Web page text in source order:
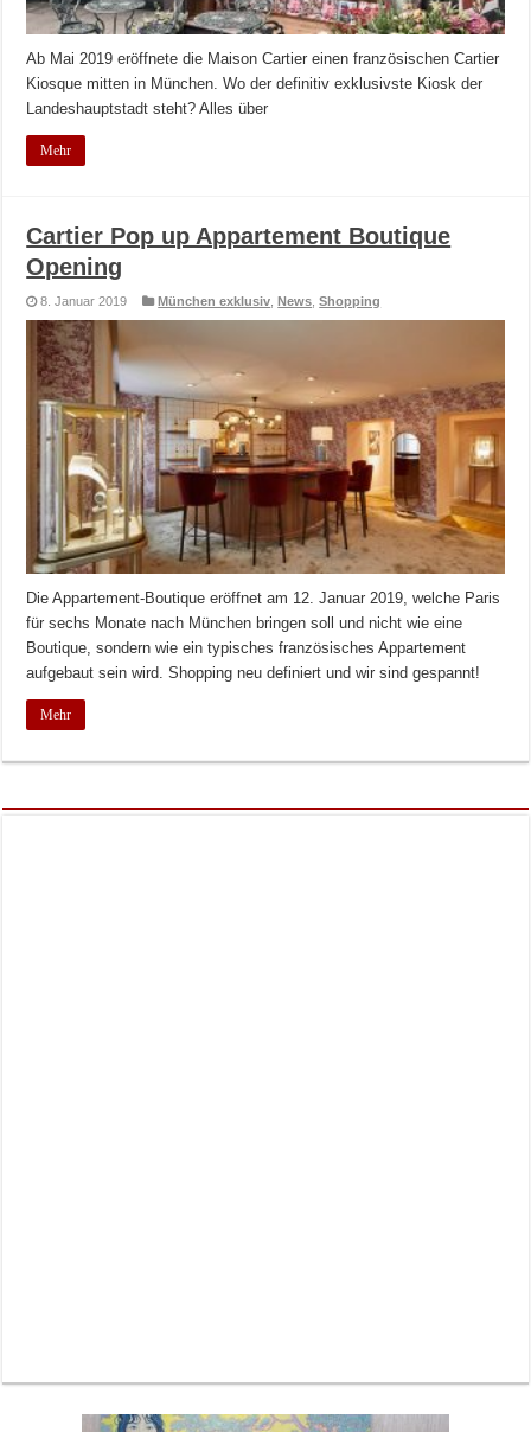
Ab Mai 2019 eröffnete die Maison Cartier einen französischen Cartier
Kiosque mitten in München. Wo der definitiv exklusivste Kiosk der
Landeshauptstadt steht? Alles über
Mehr
Cartier Pop up Appartement Boutique
Opening
8. Januar 2019 München exklusiv ,News ,Shopping
Die Appartement-Boutique eröffnet am 12. Januar 2019, welche Paris
für sechs Monate nach München bringen soll und nicht wie eine
Boutique, sondern wie ein typisches französisches Appartement
aufgebaut sein wird. Shopping neu definiert und wir sind gespannt!
Mehr